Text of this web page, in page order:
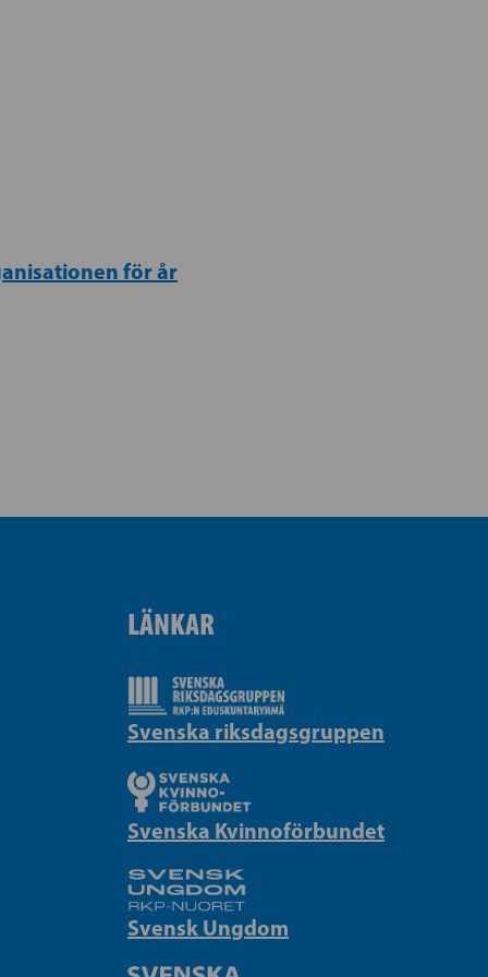
för år
LÄNKAR
Svenska riksdagsgruppen
Svenska Kvinnoförbundet
Svensk Ungdom